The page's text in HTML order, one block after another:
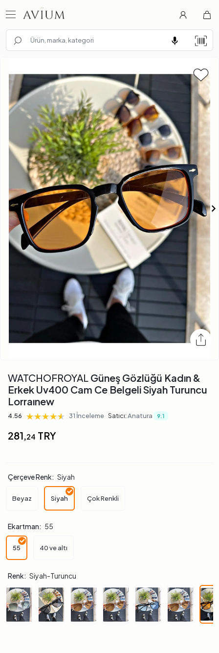
WATCHOFROYAL Güneş Gözlüğü Kadın &
Erkek Uv400 Cam Ce Belgeli Siyah Turuncu
Lorraınew
4.56 ★★★★★
★★★★★
★★★★★ 31 İnceleme Satıcı:Anatura 9.1
281,24 TRY
Çerçeve Renk: Siyah
Beyaz Siyah Çok Renkli
Ekartman: 55
55 40 ve altı
Renk: Siyah-Turuncu